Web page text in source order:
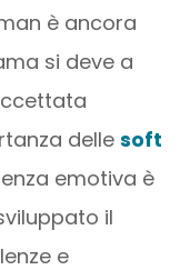
è ancora
si deve a
delle soft
emotiva è
il
e